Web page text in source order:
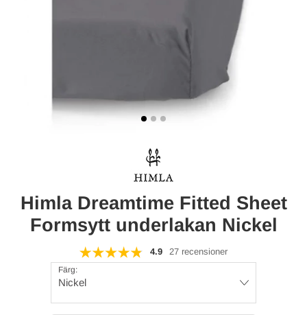
Himla Dreamtime Fitted Sheet
Formsytt underlakan Nickel
4.9 27 recensioner
Färg:
Nickel